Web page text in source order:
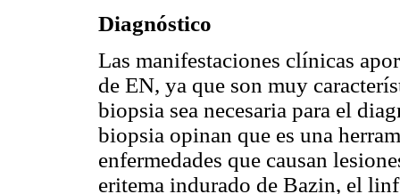
Diagnóstico
Las manifestaciones clínicas
de EN, ya que son muy
biopsia sea necesaria para el
biopsia opinan que es una
enfermedades que causan
eritema indurado de Bazin, el